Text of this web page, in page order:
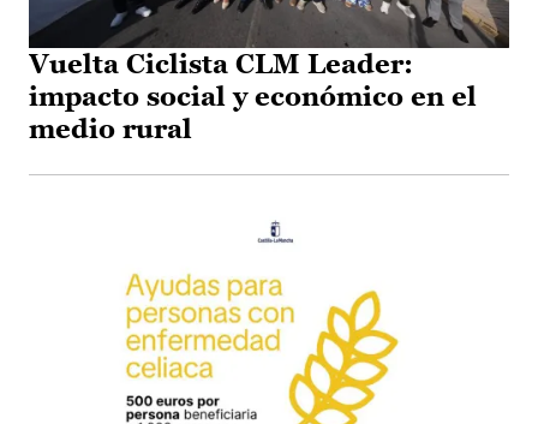
Vuelta Ciclista CLM Leader:
impacto social y económico en el
medio rural